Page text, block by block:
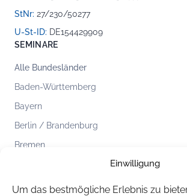
Einwilligung
Um das bestmögliche Erlebnis zu
StNr: 27/230/50277
U-St-ID: DE154429909
SEMINARE
Alle Bundesländer
Baden-Württemberg
Bayern
Berlin / Brandenburg
Bremen